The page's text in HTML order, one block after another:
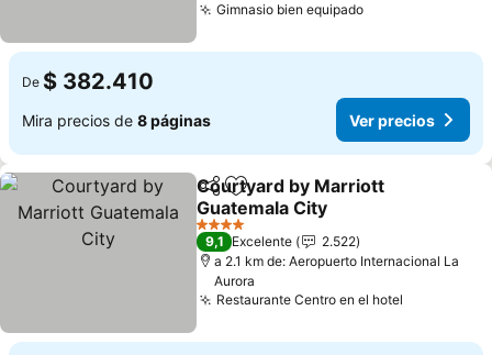
Gimnasio bien equipadoVer precios
De $ 382.410
Mira precios de 8 páginas Ver precios
CompartirAgregar a favoritos
Courtyard by Marriott
Guatemala City
Ver precios
4 Estrellas
9,1 Excelente
2.522
a 2.1 km de: Aeropuerto Internacional La
Aurora
Restaurante Centro en el hotel